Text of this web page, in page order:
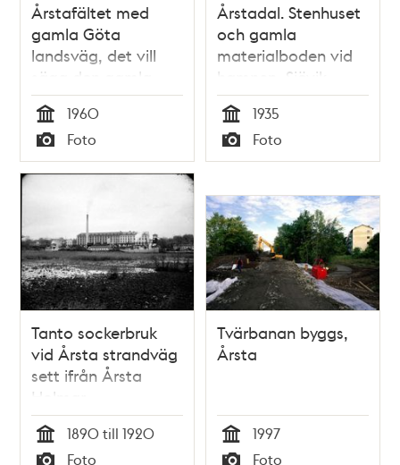
Årstafältet med
gamla Göta
landsväg, det vill
säga den gamla
landsvägen söderut
till Götaland. Vägen
har forntida anor.
Tid
1960
Typ
Foto
Årstadal. Stenhuset
och gamla
materialboden vid
hamnen, Sjövik
Tid
1935
Typ
Foto
Tanto sockerbruk
vid Årsta strandväg
sett ifrån Årsta
Holmar
Tid
1890 till 1920
Foto
Tvärbanan byggs,
Årsta
Tid
1997
Foto